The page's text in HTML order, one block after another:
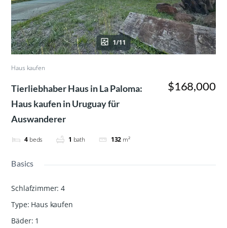
1/11
Haus kaufen
Tierliebhaber Haus in La Paloma:
Haus kaufen in Uruguay für
Auswanderer
4 beds 1 bath 132 m²
$168,000
Basics
Schlafzimmer: 4
Type: Haus kaufen
Bäder: 1